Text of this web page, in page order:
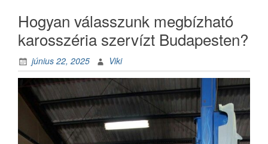
hosszú
távra?”
Hogyan válasszunk megbízható
karosszéria szervízt Budapesten?
június 22, 2025 Viki